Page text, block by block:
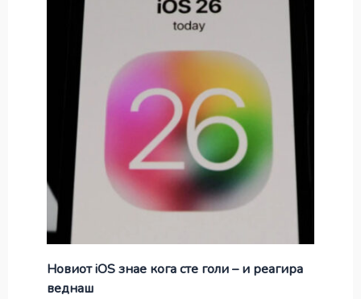
Новиот iOS знае кога сте голи – и реагира
веднаш